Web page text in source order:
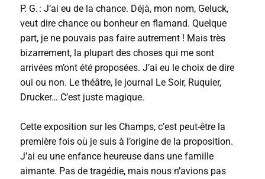
P. G. : J’ai eu de la chance. Déjà, mon nom, Geluck,
veut dire chance ou bonheur en flamand. Quelque
part, je ne pouvais pas faire autrement ! Mais très
bizarrement, la plupart des choses qui me sont
arrivées m’ont été proposées. J’ai eu le choix de dire
oui ou non. Le théâtre, le journal Le Soir, Ruquier,
Drucker… C’est juste magique.
Cette exposition sur les Champs, c’est peut-être la
première fois où je suis à l’origine de la proposition.
J’ai eu une enfance heureuse dans une famille
aimante. Pas de tragédie, mais nous n’avions pas